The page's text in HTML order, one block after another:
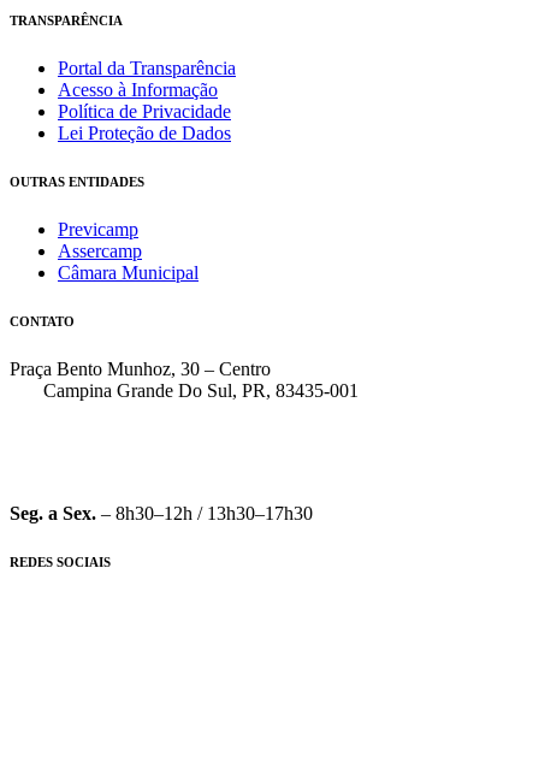
TRANSPARÊNCIA
Portal da Transparência
Acesso à Informação
Política de Privacidade
Lei Proteção de Dados
OUTRAS ENTIDADES
Previcamp
Assercamp
Câmara Municipal
CONTATO
Praça Bento Munhoz, 30 – Centro
Campina Grande Do Sul, PR, 83435-001
Seg. a Sex. – 8h30–12h / 13h30–17h30
REDES SOCIAIS